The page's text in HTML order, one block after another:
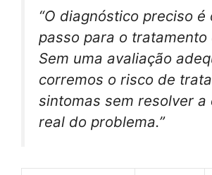
“O diagnóstico preciso é
passo para o tratamento
Sem uma avaliação
corremos o risco de
sintomas sem resolver a
real do problema.”